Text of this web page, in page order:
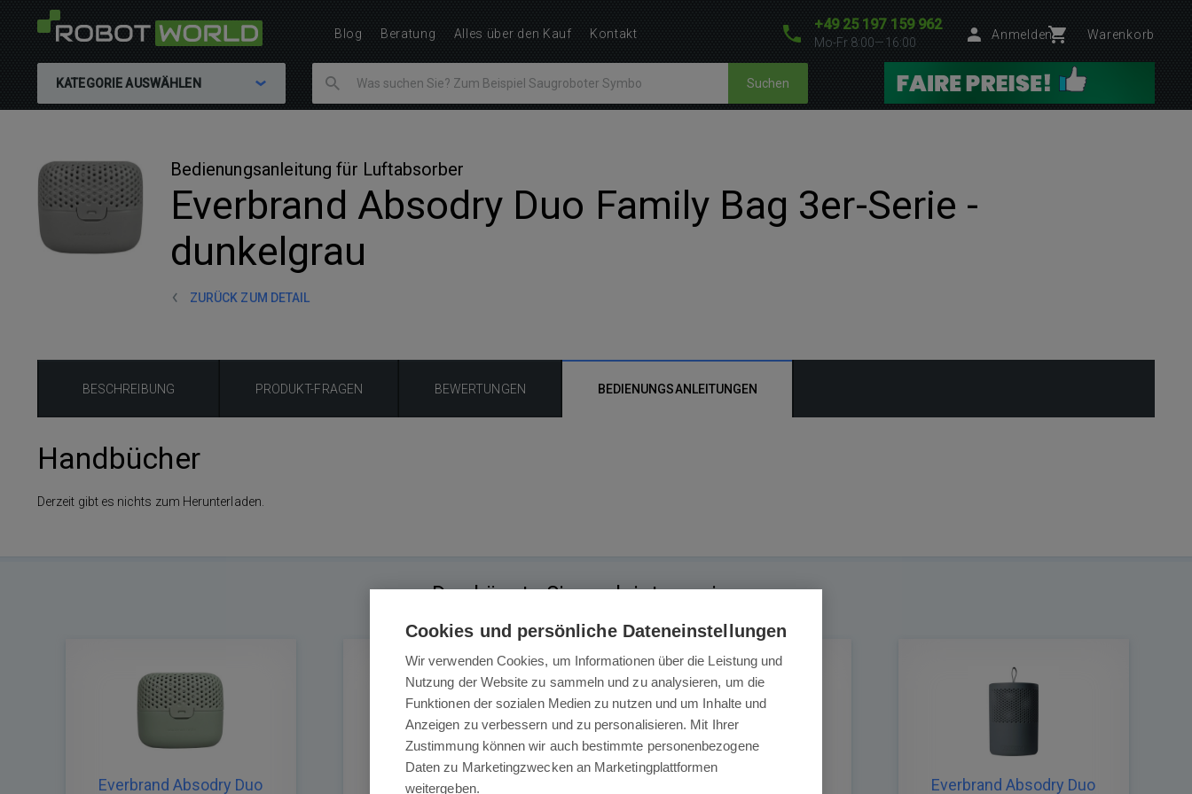
+49 25 197 159 962
Mo-Fr 8:00—16:00
Anmelden Warenkorb
KATEGORIE AUSWÄHLEN Suchen
Bedienungsanleitung für Luftabsorber
Everbrand Absodry Duo Family Bag 3er-Serie -
dunkelgrau
ZURÜCK ZUM DETAIL
BESCHREIBUNG PRODUKT-FRAGEN BEWERTUNGEN BEDIENUNGSANLEITUNGEN
Handbücher
Derzeit gibt es nichts zum Herunterladen.
Das könnte Sie auch interessieren
Everbrand Absodry Duo
Everbrand Absodry Duo
Everbrand Absodry Duo
Blog Beratung Alles über den Kauf Kontakt
Cookies und persönliche Dateneinstellungen
Wir verwenden Cookies, um Informationen über die Leistung und
Nutzung der Website zu sammeln und zu analysieren, um die
Funktionen der sozialen Medien zu nutzen und um Inhalte und
Anzeigen zu verbessern und zu personalisieren. Mit Ihrer
Zustimmung können wir auch bestimmte personenbezogene
Daten zu Marketingzwecken an Marketingplattformen
weitergeben.